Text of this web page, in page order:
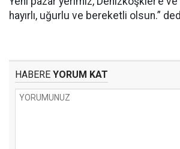
hayırlı, uğurlu ve bereketli olsun.”
HABERE YORUM KAT